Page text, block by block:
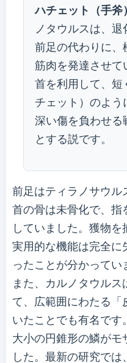
ハチェット（手斧
ノタウルスは、
前足の代わりに、
筋肉を発達させて
首を利用して、短
チェット）のよう
深い傷を負わせる
とする説です。
前足はティラノサウル
首の骨は未骨化で、指
していました。獲物
実用的な機能は完全に
ったことが分かってい
また、カルノタウル
て、広範囲にわたる「
いたことでも有名です
大小の円錐形の鱗がモ
した。最新の研究で